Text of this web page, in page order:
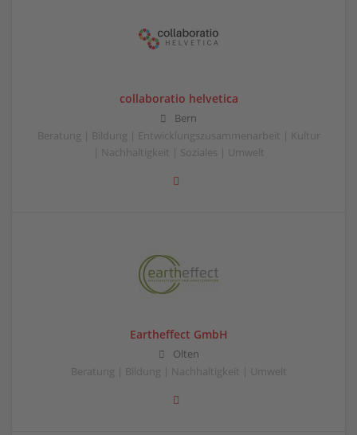
collaboratio helvetica
Bern
Beratung | Bildung | Entwicklungszusammenarbeit | Kultur
| Nachhaltigkeit | Soziales | Umwelt
Eartheffect GmbH
Olten
Beratung | Bildung | Nachhaltigkeit | Umwelt